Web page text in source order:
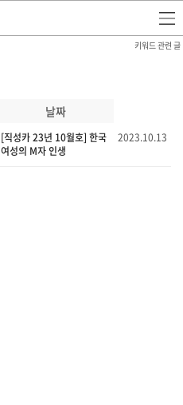
키워드 관련 글
날짜
[직성카 23년 10월호] 한국
여성의 M자 인생
2023.10.13